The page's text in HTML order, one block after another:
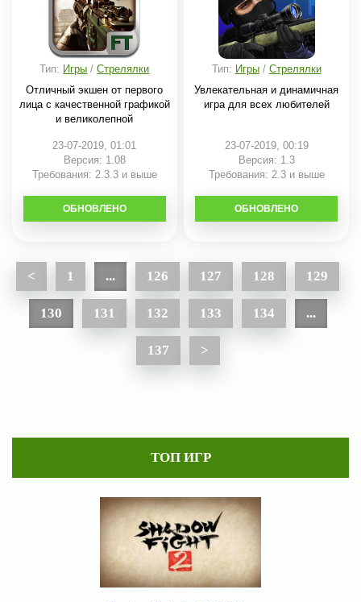
Тип: Игры /Стрелялки
Отличный экшен от первого
лица с качественной графикой
и великолепной
23-07-2019, 01:01
Версия: 1.08
Требования: 2.3.3 и выше
СКАЧАТЬ
ОБНОВЛЕНО
Тип: Игры/ Стрелялки
Увлекательная и динамичная
игра для всех любителей
23-07-2019, 00:19
Версия: 1.3
Требования: 2.3 и выше
СКАЧАТЬ
ОБНОВЛЕНО
< 1 ... 126 127 128 129
130 131 132 133 134 ...
137 >
ТОП ИГР